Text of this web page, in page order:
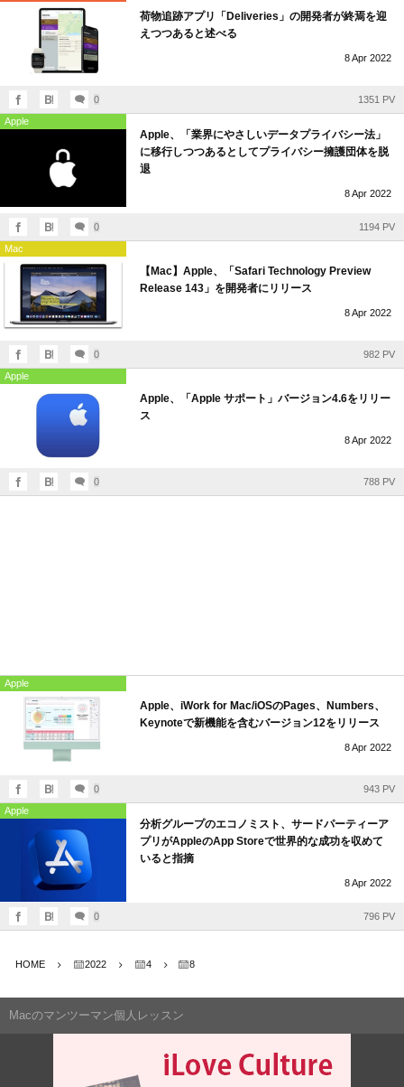
荷物追跡アプリ「Deliveries」の開発者が終焉を迎
えつつあると述べる
8Apr 2022
0
1351 PV
Apple
Apple、「業界にやさしいデータプライバシー法」
に移行しつつあるとしてプライバシー擁護団体を脱
退
8Apr 2022
0
1194 PV
Mac
【Mac】Apple、「Safari Technology Preview
Release 143」を開発者にリリース
8Apr 2022
0
982 PV
Apple
Apple、「Apple サポート」バージョン4.6をリリー
ス
8Apr 2022
0 788 PV
Apple
Apple、iWork for Mac/iOSのPages、Numbers、
Keynoteで新機能を含むバージョン12をリリース
8Apr 2022
0
943 PV
Apple
分析グループのエコノミスト、サードパーティーア
プリがAppleのApp Storeで世界的な成功を収めて
いると指摘
8Apr 2022
0 796 PV
HOME 2022 4 8
Macのマンツーマン個人レッスン